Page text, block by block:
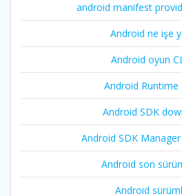
android manifest
Android ne işe
Android oyun
Android Runtime
Android SDK
Android SDK
Android son
Android